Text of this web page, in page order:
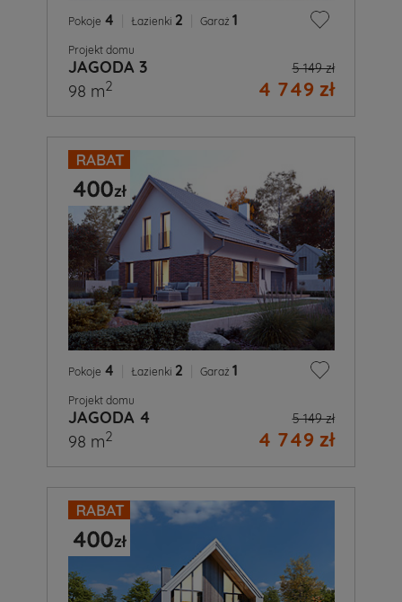
Pokoje 4 Łazienki 2 Garaż 1
Projekt domu
JAGODA 3 5 149 zł
4 749 zł
98 m2
Pokoje 4 Łazienki 2 Garaż 1
Projekt domu
JAGODA 4 5 149 zł
4 749 zł
98 m2